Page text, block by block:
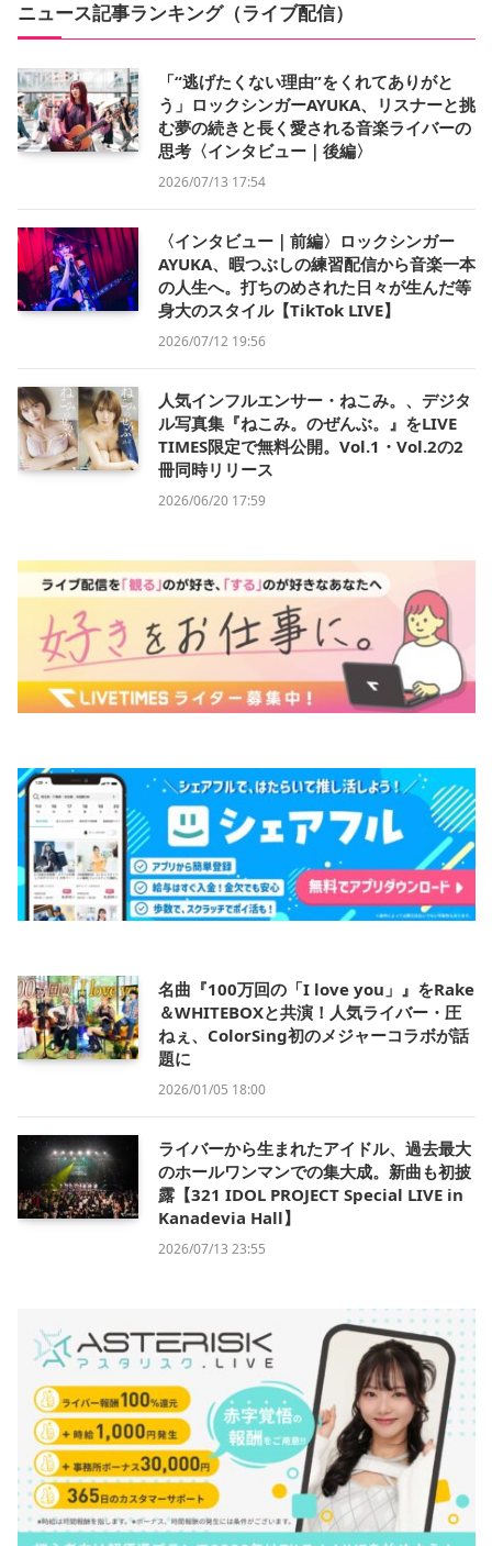
ニュース記事ランキング（ライブ配信）
「“逃げたくない理由”をくれてありがと
う」ロックシンガーAYUKA、リスナーと挑
む夢の続きと長く愛される音楽ライバーの
思考〈インタビュー｜後編〉
2026/07/13 17:54
〈インタビュー｜前編〉ロックシンガー
AYUKA、暇つぶしの練習配信から音楽一本
の人生へ。打ちのめされた日々が生んだ等
身大のスタイル【TikTok LIVE】
2026/07/12 19:56
人気インフルエンサー・ねこみ。、デジタ
ル写真集『ねこみ。のぜんぶ。』をLIVE
TIMES限定で無料公開。Vol.1・Vol.2の2
冊同時リリース
2026/06/20 17:59
名曲『100万回の「I love you」』をRake
＆WHITEBOXと共演！人気ライバー・圧
ねぇ、ColorSing初のメジャーコラボが話
題に
2026/01/05 18:00
ライバーから生まれたアイドル、過去最大
のホールワンマンでの集大成。新曲も初披
露【321 IDOL PROJECT Special LIVE in
Kanadevia Hall】
2026/07/13 23:55